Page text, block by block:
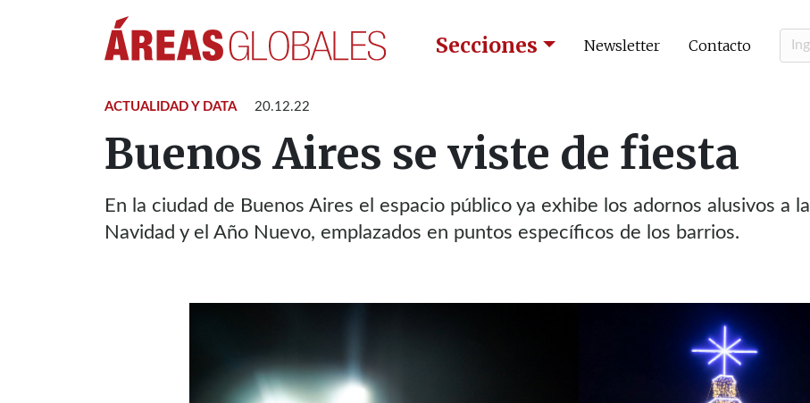
Secciones Newsletter Contacto
ACTUALIDAD Y DATA 20.12.22
Buenos Aires se viste de fiesta
En la ciudad de Buenos Aires el espacio público ya exhibe los adornos alusivos a la
Navidad y el Año Nuevo, emplazados en puntos específicos de los barrios.